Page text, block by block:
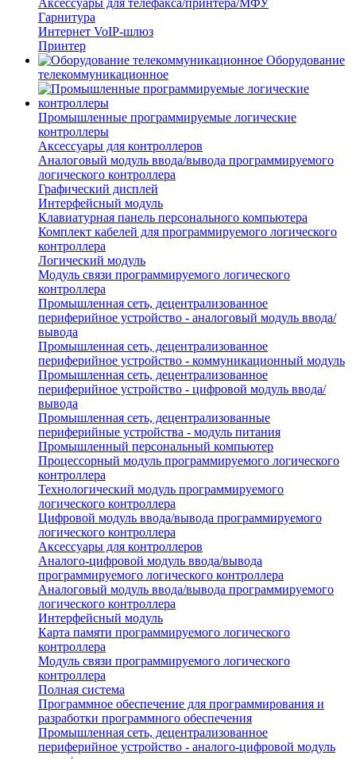
Аксессуары для телефакса/принтера/МФУ
Гарнитура
Интернет VoIP-шлюз
Принтер
Оборудование
телекоммуникационное
Промышленные программируемые логические
контроллеры
Аксессуары для контроллеров
Аналоговый модуль ввода/вывода программируемого
логического контроллера
Графический дисплей
Интерфейсный модуль
Клавиатурная панель персонального компьютера
Комплект кабелей для программируемого логического
контроллера
Логический модуль
Модуль связи программируемого логического
контроллера
Промышленная сеть, децентрализованное
периферийное устройство - аналоговый модуль ввода/
вывода
Промышленная сеть, децентрализованное
периферийное устройство - коммуникационный модуль
Промышленная сеть, децентрализованное
периферийное устройство - цифровой модуль ввода/
вывода
Промышленная сеть, децентрализованные
периферийные устройства - модуль питания
Промышленный персональный компьютер
Процессорный модуль программируемого логического
контроллера
Технологический модуль программируемого
логического контроллера
Цифровой модуль ввода/вывода программируемого
логического контроллера
Аксессуары для контроллеров
Аналого-цифровой модуль ввода/вывода
программируемого логического контроллера
Аналоговый модуль ввода/вывода программируемого
логического контроллера
Интерфейсный модуль
Карта памяти программируемого логического
контроллера
Модуль связи программируемого логического
контроллера
Полная система
Программное обеспечение для программирования и
разработки программного обеспечения
Промышленная сеть, децентрализованное
периферийное устройство - аналого-цифровой модуль